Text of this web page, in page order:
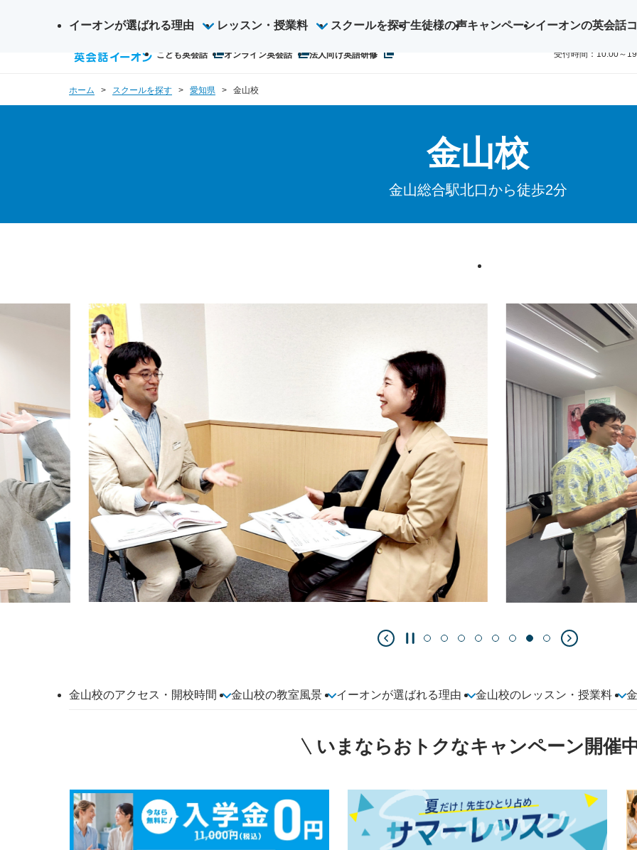
サ
ト
検
索
こども英会話 オンライン英会話 法人向け英語研修
ご予約・お
受付時間：10:00～
イーオンが選ばれる理由 レッスン・授業料 スクールを探す生徒様の声キャンペーンイーオンの英会話
ホーム スクールを探す 愛知県 金山校
金山校
金山総合駅北口から徒歩2分
金山校のアクセス・開校時間 金山校の教室風景 イーオンが選ばれる理由 金山校のレッスン・授業料
いまならおトクなキャンペーン開催